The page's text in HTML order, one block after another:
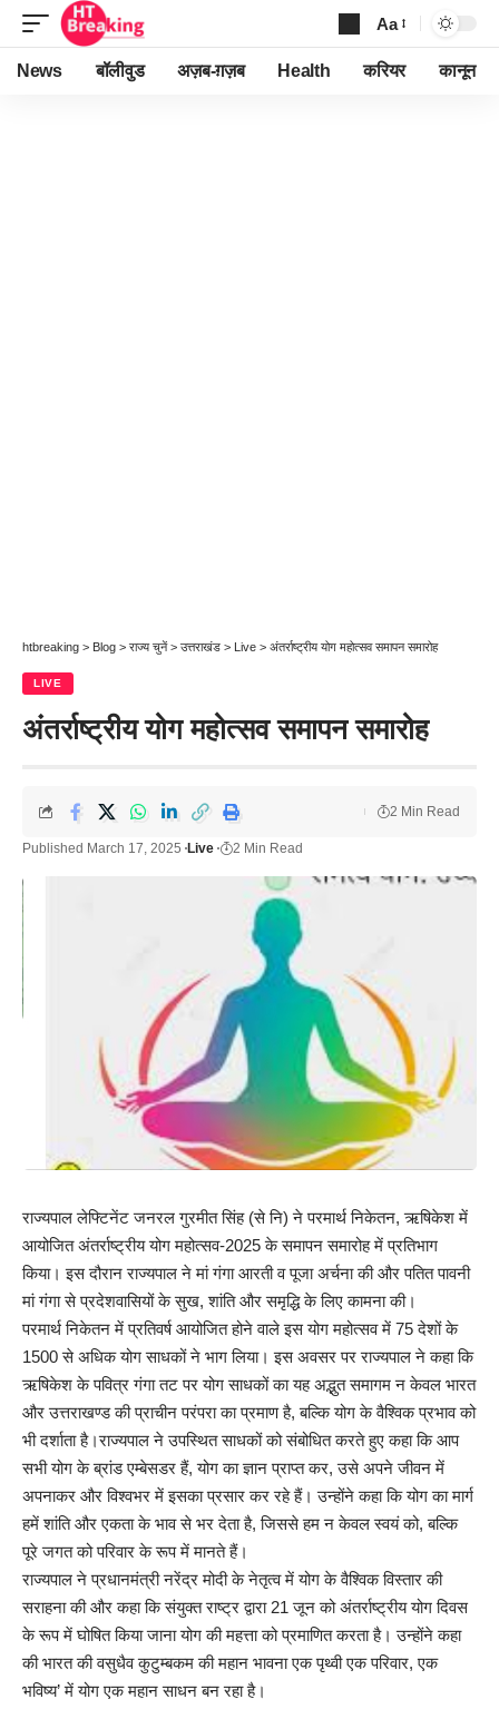
Font
Resizer
Aa
News बॉलीवुड अज़ब-ग़ज़ब Health करियर कानून
htbreaking > Blog > राज्य चुनें > उत्तराखंड > Live > अंतर्राष्ट्रीय योग महोत्सव समापन समारोह
LIVE
अंतर्राष्ट्रीय योग महोत्सव समापन समारोह
Published March 17, 2025 Live 2 Min Read
2 Min Read
राज्यपाल लेफ्टिनेंट जनरल गुरमीत सिंह (से नि) ने परमार्थ निकेतन, ऋषिकेश में
आयोजित अंतर्राष्ट्रीय योग महोत्सव-2025 के समापन समारोह में प्रतिभाग
किया। इस दौरान राज्यपाल ने मां गंगा आरती व पूजा अर्चना की और पतित पावनी
मां गंगा से प्रदेशवासियों के सुख, शांति और समृद्धि के लिए कामना की।
परमार्थ निकेतन में प्रतिवर्ष आयोजित होने वाले इस योग महोत्सव में 75 देशों के
1500 से अधिक योग साधकों ने भाग लिया। इस अवसर पर राज्यपाल ने कहा कि
ऋषिकेश के पवित्र गंगा तट पर योग साधकों का यह अद्भुत समागम न केवल भारत
और उत्तराखण्ड की प्राचीन परंपरा का प्रमाण है, बल्कि योग के वैश्विक प्रभाव को
भी दर्शाता है।राज्यपाल ने उपस्थित साधकों को संबोधित करते हुए कहा कि आप
सभी योग के ब्रांड एम्बेसडर हैं, योग का ज्ञान प्राप्त कर, उसे अपने जीवन में
अपनाकर और विश्वभर में इसका प्रसार कर रहे हैं। उन्होंने कहा कि योग का मार्ग
हमें शांति और एकता के भाव से भर देता है, जिससे हम न केवल स्वयं को, बल्कि
पूरे जगत को परिवार के रूप में मानते हैं।
राज्यपाल ने प्रधानमंत्री नरेंद्र मोदी के नेतृत्व में योग के वैश्विक विस्तार की
सराहना की और कहा कि संयुक्त राष्ट्र द्वारा 21 जून को अंतर्राष्ट्रीय योग दिवस
के रूप में घोषित किया जाना योग की महत्ता को प्रमाणित करता है। उन्होंने कहा
की भारत की वसुधैव कुटुम्बकम की महान भावना एक पृथ्वी एक परिवार, एक
भविष्य’ में योग एक महान साधन बन रहा है।